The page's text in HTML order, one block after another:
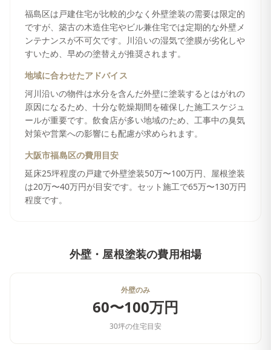
福島区は戸建住宅が比較的少なく外壁塗装の需要は限定的
ですが、築古の木造住宅やビル兼住宅では定期的な外壁メ
ンテナンスが不可欠です。川沿いの湿気で塗膜が劣化しや
すいため、早めの塗替えが推奨されます。
地域に合わせたアドバイス
河川沿いの物件は水分を含んだ外壁に塗装するとはがれの
原因になるため、十分な乾燥期間を確保した施工スケジュ
ールが重要です。飲食店が多い地域のため、工事中の臭気
対策や営業への影響にも配慮が求められます。
大阪市福島区の費用目安
延床25坪程度の戸建で外壁塗装50万〜100万円、屋根塗装
は20万〜40万円が目安です。セット施工で65万〜130万円
程度です。
外壁・屋根塗装の費用相場
外壁のみ
60〜100万円
30坪の住宅目安